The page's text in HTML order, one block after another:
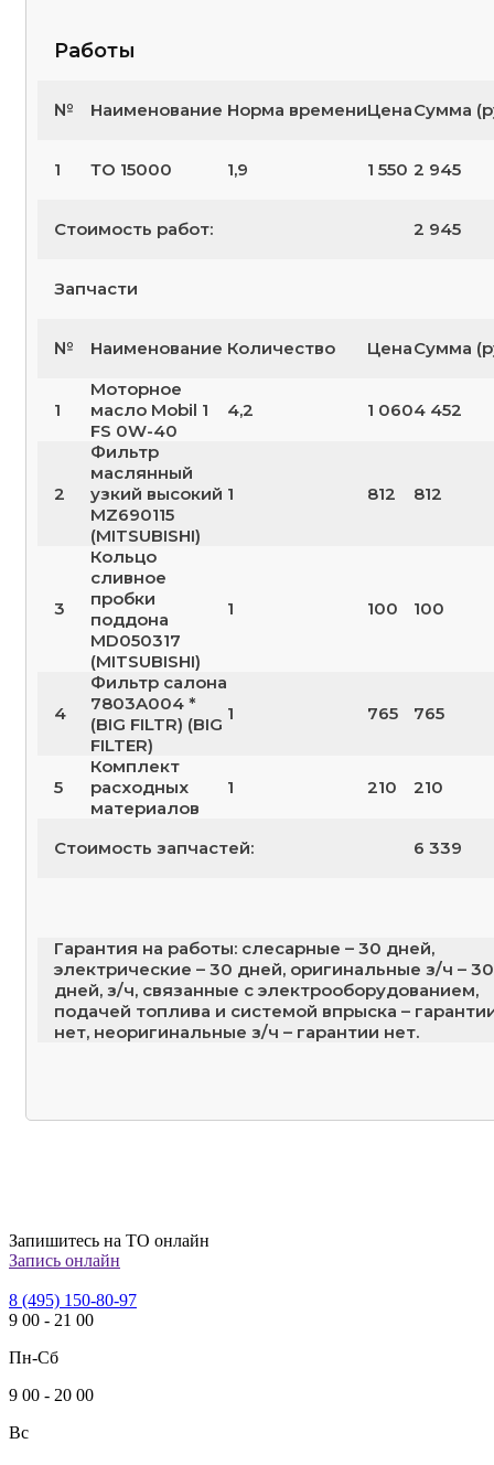
Работы
№ Наименование Норма времениЦенаСумма
1 ТО 15000 1,9 1 550 2 945
Стоимость работ: 2 945
Запчасти
№ Наименование Количество ЦенаСумма
1
Моторное
масло Mobil 1
FS 0W-40
4,2 1 0604 452
2
Фильтр
маслянный
узкий высокий
MZ690115
(MITSUBISHI)
1 812 812
3
Кольцо
сливное
пробки
поддона
MD050317
(MITSUBISHI)
1 100 100
4
Фильтр салона
7803A004 *
(BIG FILTR) (BIG
FILTER)
1 765 765
5
Комплект
расходных
материалов
1 210 210
Стоимость запчастей: 6 339
Гарантия на работы: слесарные – 30 дней,
электрические – 30 дней, оригинальные з/ч – 30
дней, з/ч, связанные с электрооборудованием,
подачей топлива и системой впрыска –
нет, неоригинальные з/ч – гарантии нет.
Запишитесь на ТО онлайн
Запись онлайн
8 (495) 150-80-97
9 00 - 21 00
Пн-Сб
9 00 - 20 00
Вс